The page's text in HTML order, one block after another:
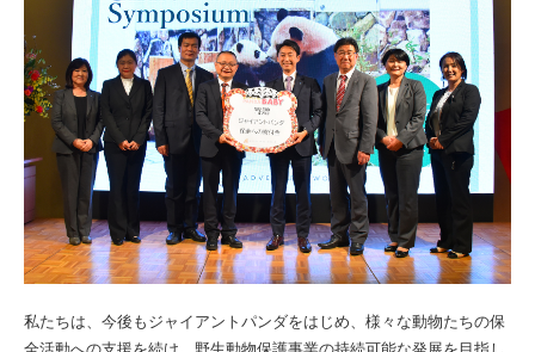
私たちは、今後もジャイアントパンダをはじめ、様々な動物たちの保